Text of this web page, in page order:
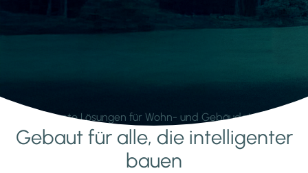
Intelligente Lösungen für Wohn- und Gebäudetechnik.
Mehr erfahren
Gebaut für alle, die intelligenter
bauen